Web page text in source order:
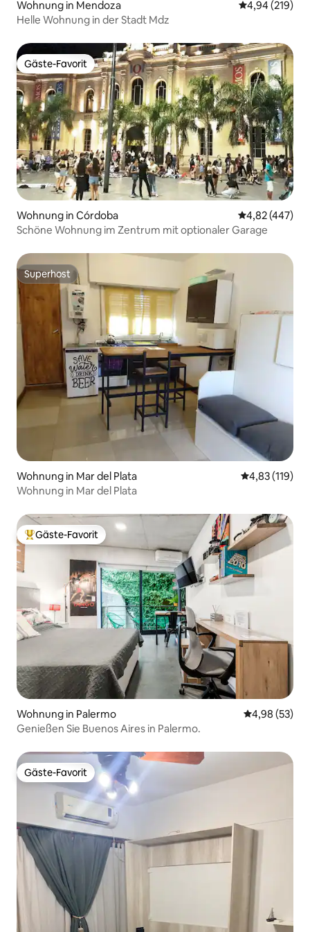
Wohnung in Mendoza
4,94 (219)
Helle Wohnung in der Stadt Mdz
Gäste-Favorit
Gäste-Favorit
Wohnung in Córdoba
4,82 (447)
Schöne Wohnung im Zentrum mit optionaler Garage
Superhost
Superhost
Wohnung in Mar del Plata
4,83 (119)
Wohnung in Mar del Plata
Beliebter Gäste-Favorit.
Gäste-Favorit
Wohnung in Palermo
4,98 (53)
Genießen Sie Buenos Aires in Palermo.
Gäste-Favorit
Gäste-Favorit